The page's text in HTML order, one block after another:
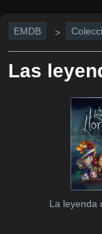
EMDB >
Las
La leyenda